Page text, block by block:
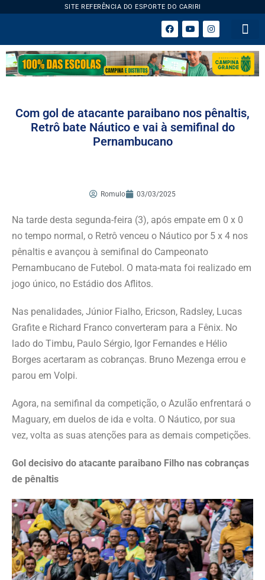
SITE REFERÊNCIA DO ESPORTE DO CARIRI
Com gol de atacante paraibano nos pênaltis,
Retrô bate Náutico e vai à semifinal do
Pernambucano
Romulo 03/03/2025
Na tarde desta segunda-feira (3), após empate em 0 x 0
no tempo normal, o Retrô venceu o Náutico por 5 x 4 nos
pênaltis e avançou à semifinal do Campeonato
Pernambucano de Futebol. O mata-mata foi realizado em
jogo único, no Estádio dos Aflitos.
Nas penalidades, Júnior Fialho, Ericson, Radsley, Lucas
Grafite e Richard Franco converteram para a Fênix. No
lado do Timbu, Paulo Sérgio, Igor Fernandes e Hélio
Borges acertaram as cobranças. Bruno Mezenga errou e
parou em Volpi.
Agora, na semifinal da competição, o Azulão enfrentará o
Maguary, em duelos de ida e volta. O Náutico, por sua
vez, volta as suas atenções para as demais competições.
Gol decisivo do atacante paraibano Filho nas cobranças
de pênaltis